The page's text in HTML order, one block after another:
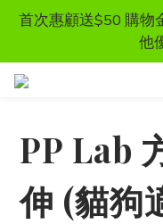
首次惠顧送$50 購物
他
首次惠顧送$50 購物
他
訂單滿
首次惠顧送$50 購物
PP Lab
伸 (貓狗